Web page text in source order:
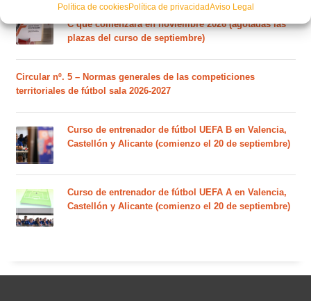
Política de cookiesPolítica de privacidadAviso Legal
Nuevo curso de Entrenador de fútbol Licencia UEFA
C que comenzará en noviembre 2026 (agotadas las
plazas del curso de septiembre)
Circular nº. 5 – Normas generales de las competiciones
territoriales de fútbol sala 2026-2027
Curso de entrenador de fútbol UEFA B en Valencia,
Castellón y Alicante (comienzo el 20 de septiembre)
Curso de entrenador de fútbol UEFA A en Valencia,
Castellón y Alicante (comienzo el 20 de septiembre)